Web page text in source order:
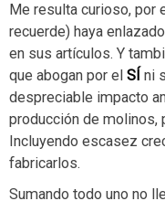
Me resulta curioso, por
recuerde) haya
en sus artículos. Y
que abogan por el SÍ ni
despreciable impacto
producción de molinos,
Incluyendo escasez
fabricarlos.
Sumando todo uno no